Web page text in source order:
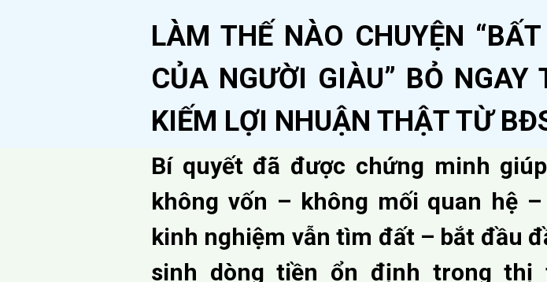
LÀM THẾ NÀO CHUYỆN
CỦA NGƯỜI GIÀU” BỎ
KIẾM LỢI NHUẬN THẬT TỪ
Bí quyết đã được chứng minh
không vốn – không mối quan hệ
kinh nghiệm vẫn tìm đất – bắt đầu
sinh dòng tiền ổn định trong thị